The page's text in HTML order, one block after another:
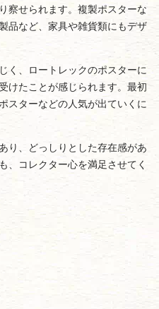
察せられます。複製ポスターな
品など、家具や雑貨類にもデザ
く、ロートレックのポスターに
けたことが感じられます。最初
スターなどの人気が出ていくに
り、どっしりとした存在感があ
、コレクター心を満足させてく